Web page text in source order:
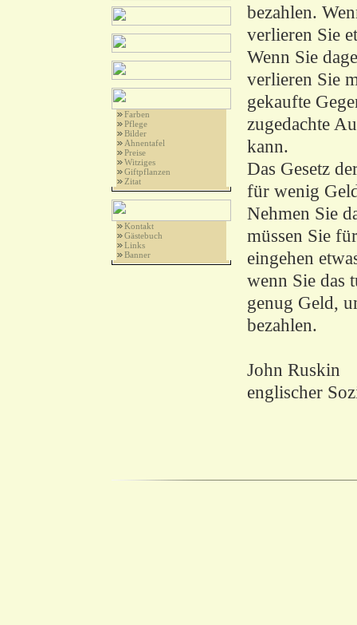
Farben
Pflege
Bilder
Ahnentafel
Preise
Witziges
Giftpflanzen
Zitat
Kontakt
Gästebuch
Links
Banner
bezahlen.
verlieren Sie
Wenn Sie
verlieren Sie
gekaufte
zugedachte
kann.
Das Gesetz
für wenig
Nehmen Sie
müssen Sie
eingehen
wenn Sie das
genug Geld,
bezahlen.
John Ruskin
englischer